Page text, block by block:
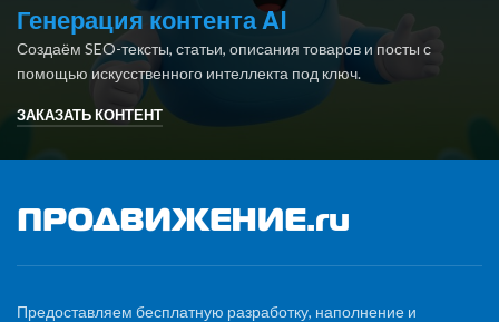
Генерация контента AI
Создаём SEO-тексты, статьи, описания товаров и посты с
помощью искусственного интеллекта под ключ.
ЗАКАЗАТЬ КОНТЕНТ
Предоставляем бесплатную разработку, наполнение и